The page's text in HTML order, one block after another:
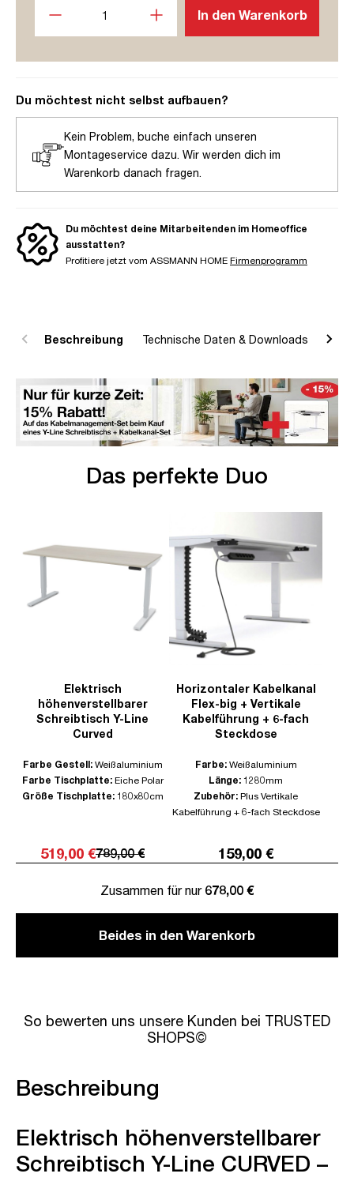
In den Warenkorb
Du möchtest nicht selbst aufbauen?
Kein Problem, buche einfach unseren
Montageservice dazu. Wir werden dich im
Warenkorb danach fragen.
Du möchtest deine Mitarbeitenden im Homeoffice
ausstatten?
Profitiere jetzt vom ASSMANN HOME Firmenprogramm
Beschreibung Technische Daten & Downloads
Das perfekte Duo
Elektrisch
höhenverstellbarer
Schreibtisch Y-Line
Curved
Farbe Gestell: Weißaluminium
Farbe Tischplatte: Eiche Polar
Größe Tischplatte: 180x80cm
519,00 €789,00 €
Horizontaler Kabelkanal
Flex-big + Vertikale
Kabelführung + 6-fach
Steckdose
Farbe: Weißaluminium
Länge: 1280mm
Zubehör: Plus Vertikale
Kabelführung + 6-fach Steckdose
159,00 €
Zusammen für nur 678,00 €
Beides in den Warenkorb
So bewerten uns unsere Kunden bei TRUSTED
SHOPS©
Beschreibung
Elektrisch höhenverstellbarer
Schreibtisch Y-Line CURVED –